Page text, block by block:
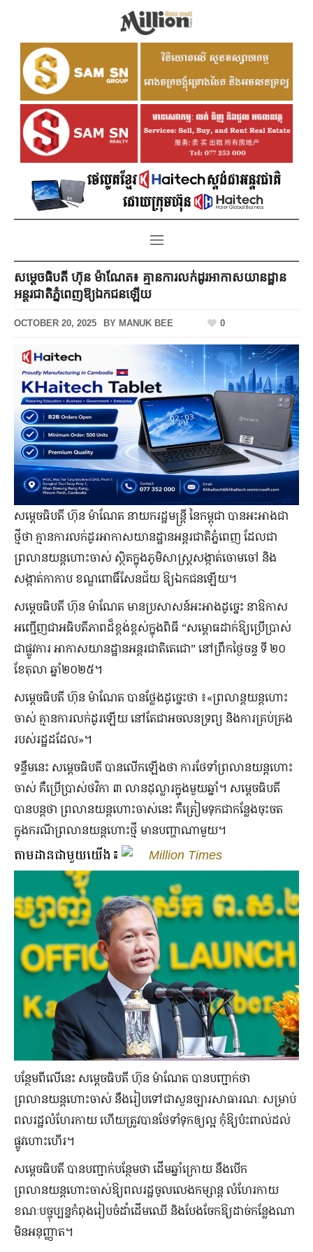
សម្ដេចធិបតី ហ៊ុន ម៉ាណែត៖ គ្មានការលក់ដូរអាកាសយានដ្ឋាន
អន្ដរជាតិភ្នំពេញឱ្យឯកជនឡើយ
OCTOBER 20, 2025 BY MANUK BEE 0
សម្តេចធិបតី ហ៊ុន ម៉ាណែត​​ នាយករដ្ឋមន្ត្រី នៃកម្ពុជា បានអះអាងជា
ថ្មីថា គ្មានការលក់ដូរអាកាសយានដ្ឋានអន្ដរជាតិភ្នំពេញ ដែលជា
ព្រលានយន្តហោះចាស់ ស្ថិតក្នុងភូមិសាស្ត្រសង្កាត់ចោមចៅ និង
សង្កាត់កាកាប ខណ្ឌពោធិ៍សែនជ័យ ឱ្យឯកជនឡើយ។
សម្តេចធិបតី ហ៊ុន ម៉ាណែត​​ មានប្រសាសន៍អះអាងដូច្នេះ នាឱកាស
អញ្ជើញជាអធិបតីភាពដ៏ខ្ពង់ខ្ពស់ក្នុងពិធី “សម្ពោធដាក់ឱ្យប្រើប្រាស់
ជាផ្លូវការ អាកាសយានដ្ឋានអន្តរជាតិតេជោ” នៅព្រឹកថ្ងៃចន្ទ ទី ២០
ខែតុលា ឆ្នាំ២០២៥។
សម្ដេចធិបតី ហ៊ុន ម៉ាណែត បានថ្លែងដូច្នេះថា ៖«ព្រលាន្ដយន្ដហោះ
ចាស់ គ្មានការលក់ដូរឡើយ នៅតែជាអចលនទ្រព្យ និងការគ្រប់គ្រង
របស់រដ្ឋដដែល»។
ទន្ទឹមនេះ សម្ដេចធិបតី បានលើកឡើងថា ការថែទាំព្រលានយន្ដហោះ
ចាស់ គឺប្រើប្រាស់ថវិកា ៣ លានដុល្លារក្នុងមួយឆ្នាំ។ សម្តេចធិបតី
បានបន្តថា ព្រលានយន្ដហោះចាស់នេះ គឺត្រៀមទុកជាកន្លែងចុះចត
ក្នុងករណីព្រលានយន្ដហោះថ្មី មានបញ្ហាណាមួយ។
តាមដានជាមួយយើង៖ Million Times
បន្ថែមពីលើនេះ សម្ដេចធិបតី ហ៊ុន ម៉ាណែត បានបញ្ជាក់ថា
ព្រលានយន្ដហោះចាស់ នឹងរៀបទៅជាសួនច្បារសាធារណៈ សម្រាប់
ពលរដ្ឋលំហែរកាយ ហើយត្រូវបានថែទាំទុកឲ្យល្អ កុំឱ្យប៉ះពាល់ដល់
ផ្លូវហោះហើរ។
សម្ដេចធិបតី បានបញ្ជាក់បន្ថែមថា ដើមឆ្នាំក្រោយ នឹងបើក
ព្រលានយន្ដហោះចាស់ឱ្យពលរដ្ឋចូលលេងកម្សាន្ដ លំហែរកាយ
ខណៈបច្ចុប្បន្នកំពុងរៀបចំដាំដើមឈើ និងបែងចែកឱ្យដាច់កន្លែងណា
មិនអនុញ្ញាត។